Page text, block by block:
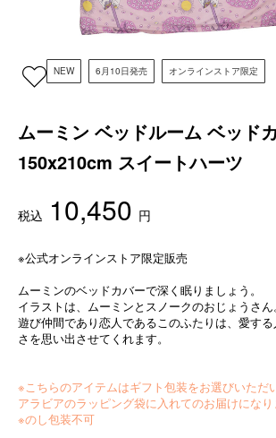
NEW 6月10日発売 オンラインストア限定
ムーミン ベッドルーム ベッド
150x210cm スイートハーツ
税込 10,450 円
※公式オンラインストア限定販売
ムーミンのベッドカバーで深く眠りましょう。
イラストは、ムーミンとスノークのおじょうさん。
遊び仲間であり恋人であるこのふたりは、愛す
さを思い出させてくれます。
※こちらのアイテムはギフト包装をお選びいただ
アラビアのラッピング袋に入れてのお届けになり
※のし包装不可